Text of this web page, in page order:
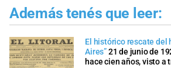
Además tenés que leer:
El histórico rescate del
Aires”21 de junio de
hace cien años, visto a